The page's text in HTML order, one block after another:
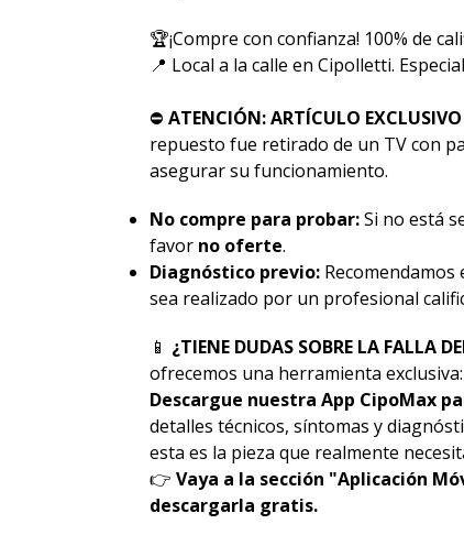
🏆¡Compre con confianza! 100% de
📍 Local a la calle en Cipolletti.
⛔ ATENCIÓN: ARTÍCULO
repuesto fue retirado de un TV con
asegurar su funcionamiento.
No compre para probar:Si no está
favor no oferte.
Diagnóstico previo:Recomendamos
sea realizado por un profesional
📱 ¿TIENE DUDAS SOBRE LA FALLA
ofrecemos una herramienta exclusiva:
Descargue nuestra App CipoMax
detalles técnicos, síntomas y
esta es la pieza que realmente
👉 Vaya a la sección "Aplicación
descargarla gratis.